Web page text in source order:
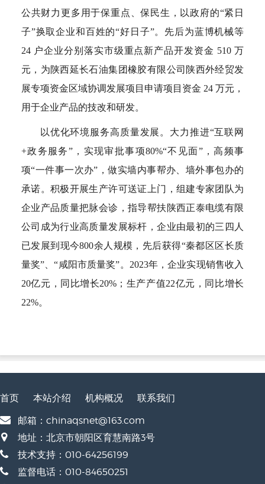
公共财力更多用于保重点、保民生，以政府的“紧日
子”换取企业和百姓的“好日子”。先后为蓝博机械等
24 户企业分别落实市级重点新产品开发资金 510 万
元，为陕西延长石油集团橡胶有限公司陕西外经贸发
展专项资金区域协调发展项目申请项目资金 24 万元，
用于企业产品的技改和研发。
以优化环境服务高质量发展。大力推进“互联网
+政务服务”，实现审批事项80%“不见面”，高频事
项“一件事一次办”，做实墙内事帮办、墙外事包办的
承诺。积极开展生产许可送证上门，组建专家团队为
企业产品质量把脉会诊，指导帮扶陕西正泰电缆有限
公司成为行业高质量发展标杆，企业由最初的三四人
已发展到现今800余人规模，先后获得“秦都区区长质
量奖”、“咸阳市质量奖”。2023年，企业实现销售收入
20亿元，同比增长20%；生产产值22亿元，同比增长
22%。
首页 本站介绍 机构概况
联系我们
邮箱：chinaqsnet@163.com
地址：北京市朝阳区育慧南路3号
技术支持：010-64256199
监督电话：010-84650251